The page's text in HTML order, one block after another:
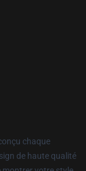
chaque
de haute qualité